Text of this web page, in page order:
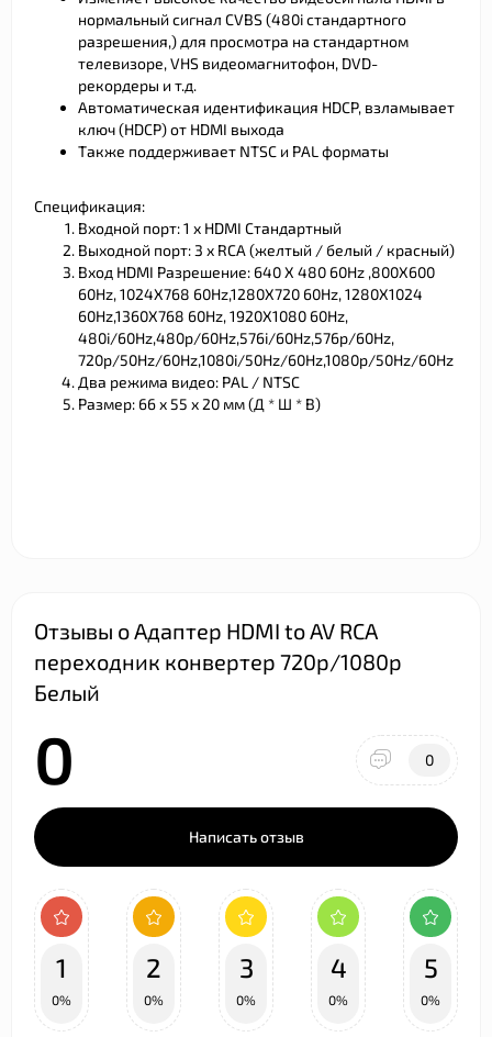
нормальный сигнал CVBS (480i стандартного
разрешения,) для просмотра на стандартном
телевизоре, VHS видеомагнитофон, DVD-
рекордеры и т.д.
Автоматическая идентификация HDCP, взламывает
ключ (HDCP) от HDMI выхода
Также поддерживает NTSC и PAL форматы
Спецификация:
Входной порт: 1 х HDMI Стандартный
Выходной порт: 3 х RCA (желтый / белый / красный)
Вход HDMI Разрешение: 640 X 480 60Hz ,800X600
60Hz, 1024X768 60Hz,1280X720 60Hz, 1280X1024
60Hz,1360X768 60Hz, 1920X1080 60Hz,
480i/60Hz,480p/60Hz,576i/60Hz,576p/60Hz,
720p/50Hz/60Hz,1080i/50Hz/60Hz,1080p/50Hz/60Hz
Два режима видео: PAL / NTSC
Размер: 66 х 55 х 20 мм (Д * Ш * В)
Отзывы о Адаптер HDMI to AV RCA
переходник конвертер 720p/1080p
Белый
0 0
Написать отзыв
1
0%
2
0%
3
0%
4
0%
5
0%